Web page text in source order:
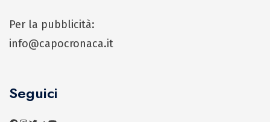
Per la pubblicità:
info@capocronaca.it
Seguici